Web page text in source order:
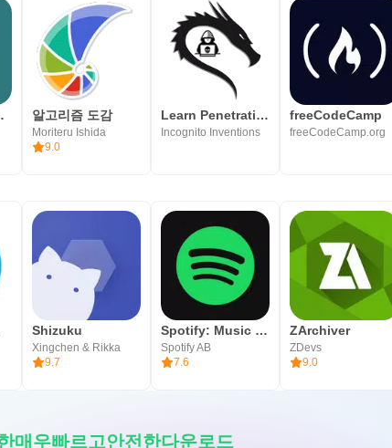
وجيز: 알고리즘 도감
Moriteru Ishida
9.0
Learn Penetration Testing
Incognito Inventions
freeCodeCamp
freeCodeCamp.org
Shizuku
Xingchen & Rikka
9.7
Spotify: Music and Podcasts
Spotify AB
7.6
ZArchiver
ZDevs
9.0
매우빠르고안전한다운로드